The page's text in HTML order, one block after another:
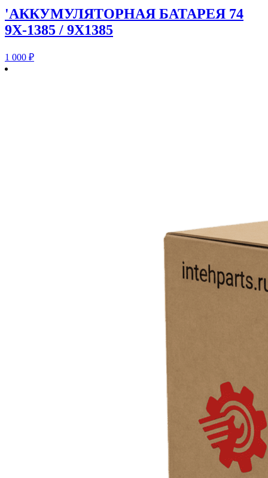
'АККУМУЛЯТОРНАЯ БАТАРЕЯ 74
9X-1385 / 9X1385
1 000 ₽